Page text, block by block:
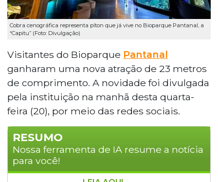
Cobra cenográfica representa píton que já vive no Bioparque Pantanal, a
“Capitu” (Foto: Divulgação)
Visitantes do Bioparque Pantanal
ganharam uma nova atração de 23 metros
de comprimento. A novidade foi divulgada
pela instituição na manhã desta quarta-
feira (20), por meio das redes sociais.
RESUMO
Nossa ferramenta de IA resume a notícia
para você!